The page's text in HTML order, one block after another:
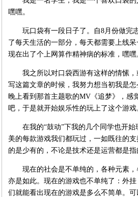
嘿嘿。
玩口袋有一段日子了。自8月份做完
了每天生活的一部分，每天都需要上线
现在出了个上网算作精神病的标准，嘿嘿
我之所以对口袋西游有这样的情愫，
写这篇文章的时候，我努力想当初我是
晚上看到那首主题歌的MV《追梦》，感
吧，于是就开始娱乐性的玩上了这个游戏
在我的“鼓动”下我的几个同学也开始
美的每款游戏我们都玩过，一如既往的
的是少有的，不论是技术还是运营都是指
现在的社会是不单纯的，各种元素，
亦是如此。现在的游戏也不单纯了：外
们就能看出现在的游戏是多么不简单。